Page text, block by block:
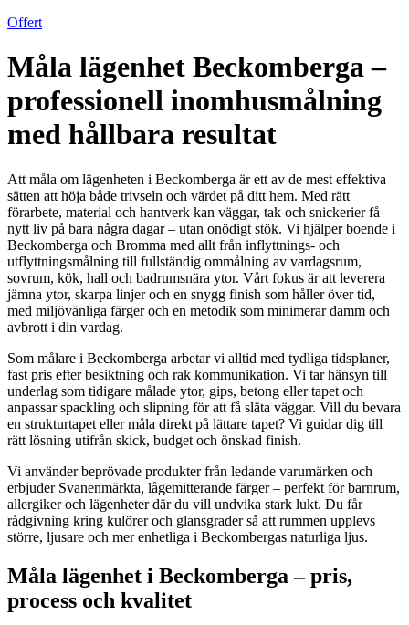
Offert
Måla lägenhet Beckomberga –
professionell inomhusmålning
med hållbara resultat
Att måla om lägenheten i Beckomberga är ett av de mest effektiva
sätten att höja både trivseln och värdet på ditt hem. Med rätt
förarbete, material och hantverk kan väggar, tak och snickerier få
nytt liv på bara några dagar – utan onödigt stök. Vi hjälper boende i
Beckomberga och Bromma med allt från inflyttnings- och
utflyttningsmålning till fullständig ommålning av vardagsrum,
sovrum, kök, hall och badrumsnära ytor. Vårt fokus är att leverera
jämna ytor, skarpa linjer och en snygg finish som håller över tid,
med miljövänliga färger och en metodik som minimerar damm och
avbrott i din vardag.
Som målare i Beckomberga arbetar vi alltid med tydliga tidsplaner,
fast pris efter besiktning och rak kommunikation. Vi tar hänsyn till
underlag som tidigare målade ytor, gips, betong eller tapet och
anpassar spackling och slipning för att få släta väggar. Vill du bevara
en strukturtapet eller måla direkt på lättare tapet? Vi guidar dig till
rätt lösning utifrån skick, budget och önskad finish.
Vi använder beprövade produkter från ledande varumärken och
erbjuder Svanenmärkta, lågemitterande färger – perfekt för barnrum,
allergiker och lägenheter där du vill undvika stark lukt. Du får
rådgivning kring kulörer och glansgrader så att rummen upplevs
större, ljusare och mer enhetliga i Beckombergas naturliga ljus.
Måla lägenhet i Beckomberga – pris,
process och kvalitet